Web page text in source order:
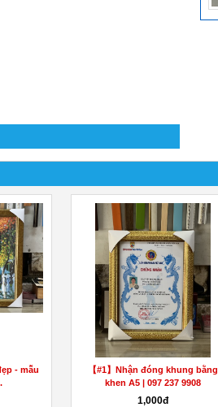
- mẫu
【#1】Nhận đóng khung bằng
khen A5 | 097 237 9908
1,000đ